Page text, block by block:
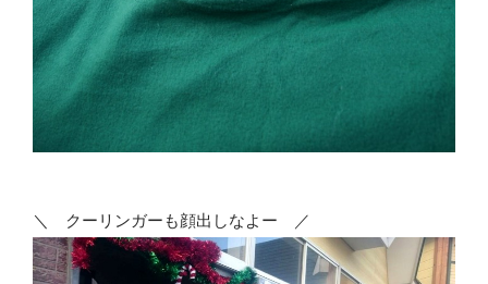
＼ クーリンガーも顔出しなよー ／